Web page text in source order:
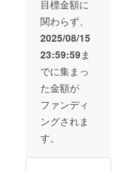
せ＝3冊
上乗せ
※送料・
税込み
※通常販
売価格
は1冊
5,000円
の予定
です
のやり
とりの
詳細
は、
CAMPF
IRE登録
のメー
ルへお
送りい
たしま
す。 上
冊数を
増やせ
いま
す！ ‐サ
イン&
メッ
セージ
‐A5サイ
ズ ‐ハー
ドカ
バー ‐80
ページ
予定 上
冊数を
目標金額に
関わらず、
2025/08/15
23:59:59ま
でに集まっ
た金額が
ファンディ
ングされま
す。